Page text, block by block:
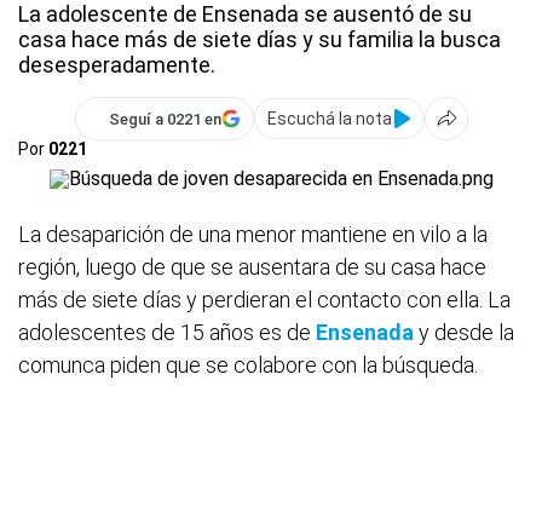
La adolescente de Ensenada se ausentó de su
casa hace más de siete días y su familia la busca
desesperadamente.
Seguí a 0221 en
Escuchá la nota
Por 0221
La desaparición de una menor mantiene en vilo a la
región, luego de que se ausentara de su casa hace
más de siete días y perdieran el contacto con ella. La
adolescentes de 15 años es de Ensenada y desde la
comunca piden que se colabore con la búsqueda.